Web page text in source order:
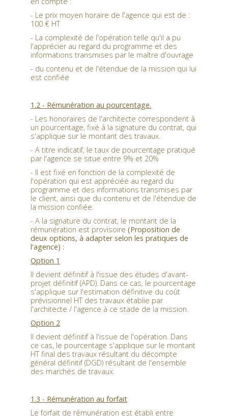
- Le prix moyen horaire de l'agence qui est de :
100 € HT
- La complexité de l'opération telle qu'il a pu
l'apprécier au regard du programme et des
informations transmises par le maître d'ouvrage
- du contenu et de l'étendue de la mission qui lui
est confiée
1.2 - Rémunération au pourcentage.
- Les honoraires de l'architecte correspondent à
un pourcentage, fixé à la signature du contrat, qui
s'applique sur le montant des travaux.
- A titre indicatif, le taux de pourcentage pratiqué
par l'agence se situe entre 9% et 20%
- Il est fixé en fonction de la complexité de
l'opération qui est appréciée au regard du
programme et des informations transmises par
le client, ainsi que du contenu et de l'étendue de
la mission confiée.
- A la signature du contrat, le montant de la
rémunération est provisoire (Proposition de
deux options, à adapter selon les pratiques de
l'agence) :
Option 1
Il devient définitif à l'issue des études d'avant-
projet définitif (APD). Dans ce cas, le pourcentage
s'applique sur l'estimation définitive du coût
prévisionnel HT des travaux établie par
l'architecte / l'agence à ce stade de la mission.
Option 2
Il devient définitif à l'issue de l'opération. Dans
ce cas, le pourcentage s'applique sur le montant
HT final des travaux résultant du décompte
général définitif (DGD) résultant de l'ensemble
des marchés de travaux.
1.3 - Rémunération au forfait
Le forfait de rémunération est établi entre